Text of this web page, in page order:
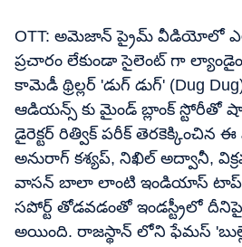
OTT: అమెజాన్ ప్రైమ్ వీడియోలో
ప్రచారం లేకుండా సైలెంట్ గా
కామెడీ థ్రిల్లర్ 'డుగ్ డుగ్' (Dug
ఆడియన్స్ కు మైండ్ బ్లాంక్ స్టోరీతో
డైరెక్టర్ రిత్విక్ పరీక్ తెరకెక్కించిన ఈ
అనురాగ్ కశ్యప్, నిఖిల్ అద్వానీ,
వాసన్ బాలా లాంటి ఇండియాస్ టాప్
సపోర్ట్ తోడవడంతో ఇండస్ట్రీలో
అయింది. రాజస్థాన్ లోని ఫేమస్